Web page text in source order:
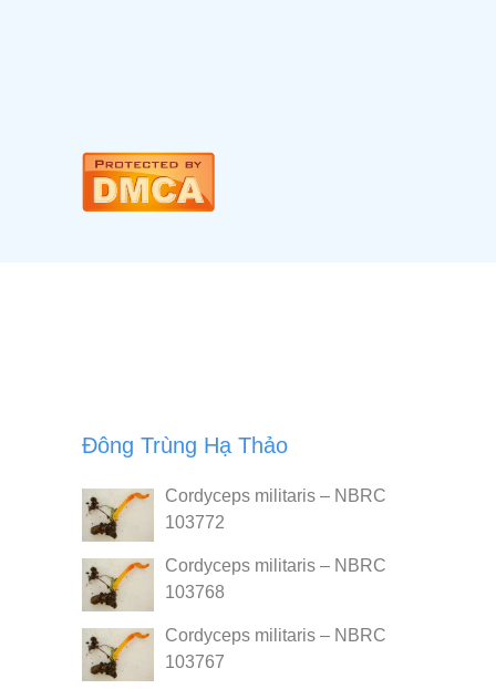
Đông Trùng Hạ Thảo
Cordyceps militaris – NBRC
103772
Cordyceps militaris – NBRC
103768
Cordyceps militaris – NBRC
103767